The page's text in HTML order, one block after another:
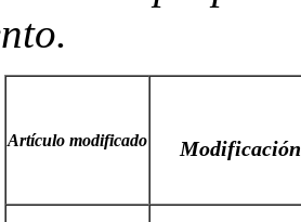
Artículo modificado